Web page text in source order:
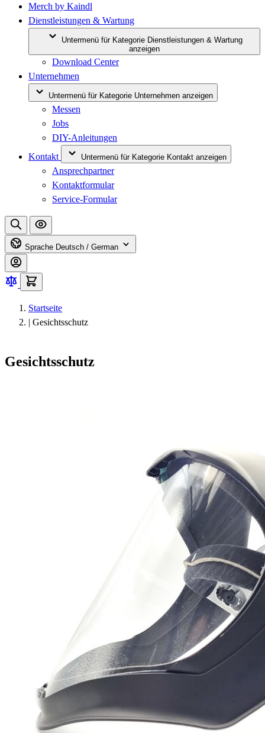
Merch by Kaindl
Dienstleistungen & Wartung
Untermenü für Kategorie Dienstleistungen & Wartung
anzeigen
Download Center
Unternehmen
Untermenü für Kategorie Unternehmen anzeigen
Messen
Jobs
DIY-Anleitungen
Kontakt
Untermenü für Kategorie Kontakt anzeigen
Ansprechpartner
Kontaktformular
Service-Formular
Sprache Deutsch / German
Startseite
| Gesichtsschutz
Gesichtsschutz